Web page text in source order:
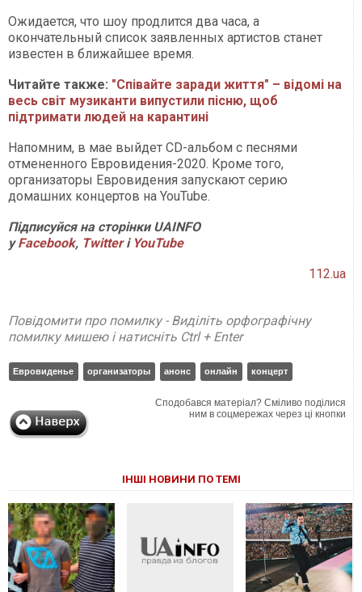
Ожидается, что шоу продлится два часа, а
окончательный список заявленных артистов станет
известен в ближайшее время.
Читайте также: "Співайте заради життя" – відомі на
весь світ музиканти випустили пісню, щоб
підтримати людей на карантині
Напомним, в мае выйдет CD-альбом с песнями
отмененного Евровидения-2020. Кроме того,
организаторы Евровидения запускают серию
домашних концертов на YouTube.
Підписуйся на сторінки UAINFO
уFacebook, Twitterі YouTube
112.ua
Повідомити про помилку - Виділіть орфографічну
помилку мишею і натисніть Ctrl + Enter
Евровиденье организаторы анонс онлайн концерт
Сподобався матеріал? Сміливо поділися
ним в соцмережах через ці кнопки
ІНШІ НОВИНИ ПО ТЕМІ